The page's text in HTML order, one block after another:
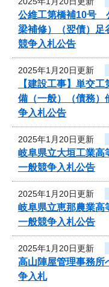
公維工第橋補10号
梁補修）（翌債）
競争入札公告
2025年1月20日更新
【建設工事】単交
備（一般）（債務）
争入札公告
2025年1月20日更新
岐阜県立大垣工業高
一般競争入札公告
2025年1月20日更新
岐阜県立恵那農業高
一般競争入札公告
2025年1月20日更新
高山陣屋管理事務所
争入札